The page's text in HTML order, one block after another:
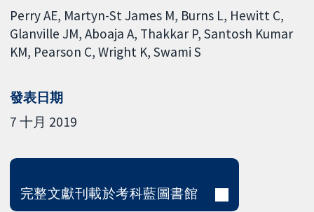
Perry AE Martyn-St James M Burns L Hewitt C
Glanville JM Aboaja A Thakkar P Santosh Kumar
KM Pearson C Wright K Swami S
發表日期
7 十月 2019
完整文獻刊載於考科藍圖書館